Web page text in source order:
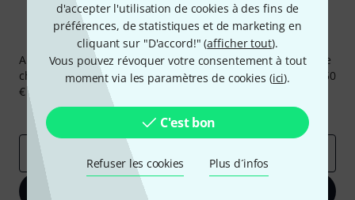
d'accepter l'utilisation de cookies à des fins de
préférences, de statistiques et de marketing en
cliquant sur "D'accord!" (afficher tout).
Vous pouvez révoquer votre consentement à tout
moment via les paramètres de cookies (ici).
C'est bon
Refuser les cookies Plus d´infos
Newsletters Thomann
Abonnez-vous à la newsletter Thomann et, avec un peu de
chance, gagnez l'un des 50 bons d'achat d'une valeur de 50
€ chacun!
Deals Aperçus Thomann
S'inscrire maintenant